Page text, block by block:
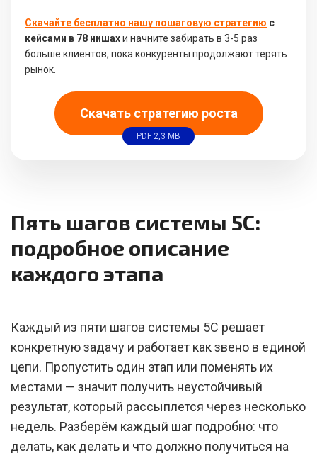
Скачайте бесплатно нашу пошаговую стратегию с
кейсами в 78 нишахи начните забирать в 3-5 раз
больше клиентов, пока конкуренты продолжают терять
рынок.
Скачать стратегию роста
PDF 2,3 MB
Пять шагов системы 5С:
подробное описание
каждого этапа
Каждый из пяти шагов системы 5С решает
конкретную задачу и работает как звено в единой
цепи. Пропустить один этап или поменять их
местами — значит получить неустойчивый
результат, который рассыплется через несколько
недель. Разберём каждый шаг подробно: что
делать, как делать и что должно получиться на